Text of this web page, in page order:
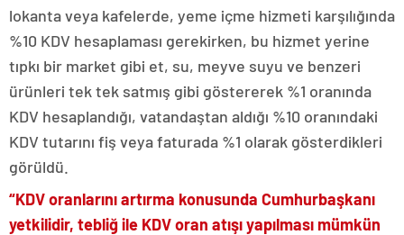
lokanta veya kafelerde, yeme içme hizmeti karşılığında
%10 KDV hesaplaması gerekirken, bu hizmet yerine
tıpkı bir market gibi et, su, meyve suyu ve benzeri
ürünleri tek tek satmış gibi göstererek %1 oranında
KDV hesaplandığı, vatandaştan aldığı %10 oranındaki
KDV tutarını fiş veya faturada %1 olarak gösterdikleri
görüldü.
“KDV oranlarını artırma konusunda Cumhurbaşkanı
yetkilidir, tebliğ ile KDV oran atışı yapılması mümkün